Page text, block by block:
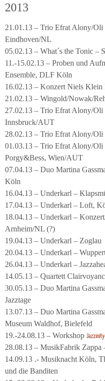
2013
21.01.13 – Trio Efrat Alony/
Eindhoven/NL
05.02.13 – What´s the Tonic –
11.-15.02.13 – Proben und
Ensemble, DLF Köln
16.02.13 – Konzert Niels
21.02.13 – Wingold/Nowak/
27.02.13 – Trio Efrat Alony/
Innsbruck/AUT
28.02.13 – Trio Efrat Alony/
01.03.13 – Trio Efrat Alony/
Porgy&Bess, Wien/AUT
07.04.13 – Duo Martina
Köln
16.04.13 – Underkarl –
17.04.13 – Underkarl – Loft,
18.04.13 – Underkarl –
Arnheim/NL (?)
19.04.13 – Underkarl – Zoglau
20.04.13 – Underkarl –
26.04.13 – Underkarl –
14.05.13 – Quartett
30.05.13 – Duo Martina
Jazztage
13.07.13 – Duo Martina
Museum Waldhof, Bielefeld
19.-24.08.13 – Workshop Jazzinity
28.08.13 – MusikFabrik Zappa
14.09.13 .- Musiknacht Köln,
und die Banditen